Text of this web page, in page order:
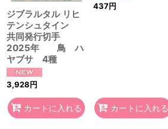
ジブラルタル リヒ
テンシュタイン
共同発行切手
2025年 鳥 ハ
ヤブサ 4種
3,928円
カートに入れる
437円
カートに入れる